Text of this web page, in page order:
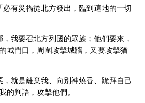
有災禍從北方發出，臨到這地的一切
我要召北方列國的眾族；他們要來，
城門口，周圍攻擊城牆，又要攻擊猶
就是離棄我、向別神燒香、跪拜自己
的判語，攻擊他們。